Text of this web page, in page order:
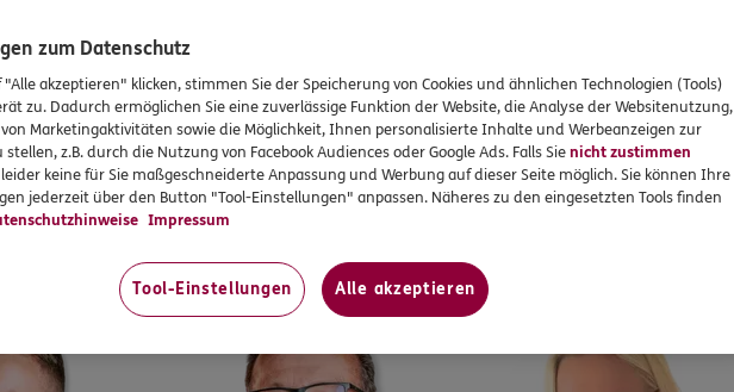
UNSERE OFFIZIELLE DFB-SEITE
Mehr zu unseren DFB-Partnerschaften
Mehr zum DFB
WIR SIND FÜR SIE DA
um Osnabrück
zum Datenschutz
"Alle akzeptieren" klicken, stimmen Sie der Speicherung von Cookies und ähnlichen Technologien (Tools)
zu. Dadurch ermöglichen Sie eine zuverlässige Funktion der Website, die Analyse der Websitenutzung,
Marketingaktivitäten sowie die Möglichkeit, Ihnen personalisierte Inhalte und Werbeanzeigen zur
z.B. durch die Nutzung von Facebook Audiences oder Google Ads. Falls Sienicht zustimmen
keine für Sie maßgeschneiderte Anpassung und Werbung auf dieser Seite möglich. Sie können Ihre
jederzeit über den Button "Tool-Einstellungen" anpassen. Näheres zu den eingesetzten Tools finden
Impressum
Tool-Einstellungen Alle akzeptieren